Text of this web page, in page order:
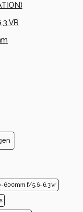
)
VR
600mm f/5.6-6.3 vr